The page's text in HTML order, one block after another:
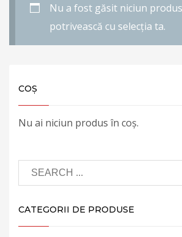
Nu a fost găsit niciun
potrivească cu selecția ta.
COȘ
Nu ai niciun produs în coș.
CATEGORII DE PRODUSE